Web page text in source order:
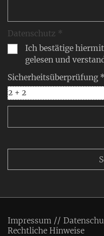
Datenschutz *
Ich bestätige
gelesen und
Sicherheitsüberprüfung *
2 + 2
Impressum
Rechtliche Hinweise